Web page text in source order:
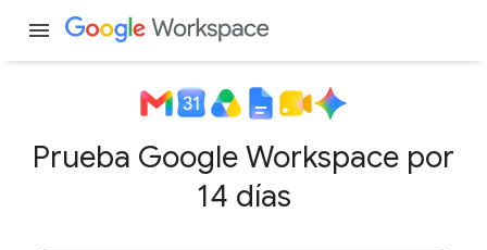
menu
Prueba Google Workspace por
14 días